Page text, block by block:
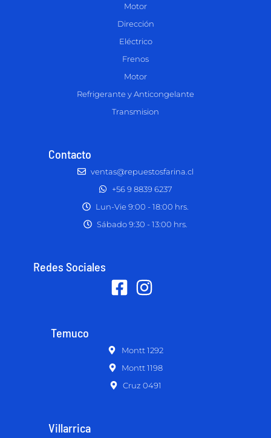
Motor
Dirección
Eléctrico
Frenos
Motor
Refrigerante y Anticongelante
Transmision
Contacto
ventas@repuestosfarina.cl
+56 9 8839 6237
Lun-Vie 9:00 - 18:00 hrs.
Sábado 9:30 - 13:00 hrs.
Redes Sociales
Temuco
Montt 1292
Montt 1198
Cruz 0491
Villarrica